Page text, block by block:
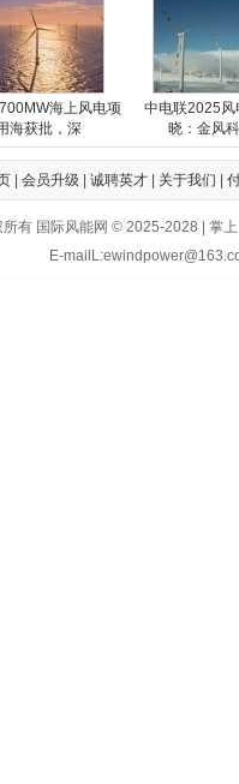
海上风电项
海获批，深
中电联2025风
晓：金风
| 会员升级 诚聘英才| 关于我们
所有 国际风能网 © 2025-2028 | 掌
E-